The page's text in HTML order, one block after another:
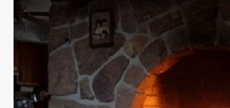
tramite WhatsApp Business ”. Il
14:30 con Cristina Parigi, Country
terrà una presentazione dal titolo:” Il
Customer care omnicanale: come
clienti ”. I punti che verranno